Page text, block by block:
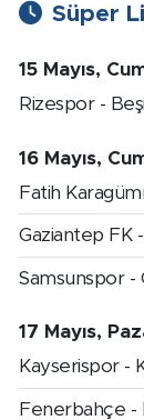
Süper
15 Mayıs,
Rizespor -
16 Mayıs,
Fatih
Gaziantep FK
Samsunspor -
17 Mayıs,
Kayserispor -
Fenerbahçe -